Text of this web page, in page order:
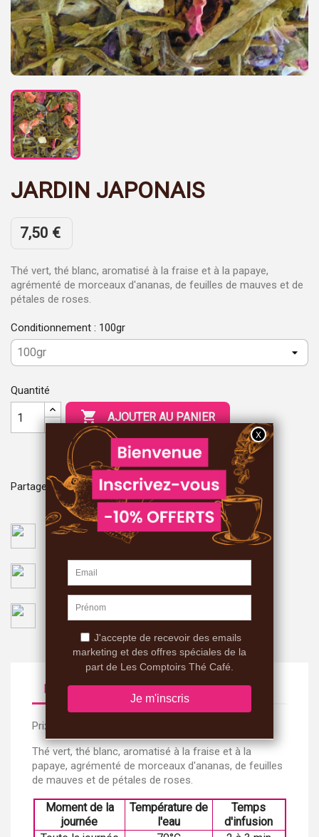
JARDIN JAPONAIS
7,50 €
Thé vert, thé blanc, aromatisé à la fraise et à la papaye,
agrémenté de morceaux d'ananas, de feuilles de mauves et de
pétales de roses.
Conditionnement : 100gr
Quantité
 AJOUTER AU PANIER
Partager
Paiement sécurisé
Livraison
Conseil téléphonique
03 84 75 38 89 (mardi au samedi de 9h30 à 18h)
Description Détails du produit
Prix au kilo : 75€(TTC)
Thé vert, thé blanc, aromatisé à la fraise et à la
papaye, agrémenté de morceaux d'ananas, de feuilles
de mauves et de pétales de roses.
Moment de la
journée
Température de
l'eau
Temps
d'infusion